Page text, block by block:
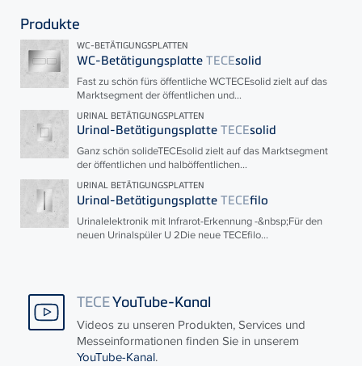
Produkte
WC-BETÄTIGUNGSPLATTEN
WC-Betätigungsplatte TECEsolid
Fast zu schön fürs öffentliche WCTECEsolid zielt auf das
Marktsegment der öffentlichen und...
URINAL BETÄTIGUNGSPLATTEN
Urinal-Betätigungsplatte TECEsolid
Ganz schön solideTECEsolid zielt auf das Marktsegment
der öffentlichen und halböffentlichen...
URINAL BETÄTIGUNGSPLATTEN
Urinal-Betätigungsplatte TECEfilo
Urinalelektronik mit Infrarot-Erkennung -&nbsp;Für den
neuen Urinalspüler U 2Die neueTECEfilo...
TECEYouTube-Kanal
Videos zu unseren Produkten, Services und
Messeinformationen finden Sie in unserem
YouTube-Kanal.